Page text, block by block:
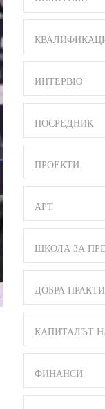
ИНТЕРВЮ
ПОСРЕДНИК
ПРОЕКТИ
АРТ
ШКОЛА ЗА
ДОБРА
КАПИТАЛЪТ
ФИНАНСИ